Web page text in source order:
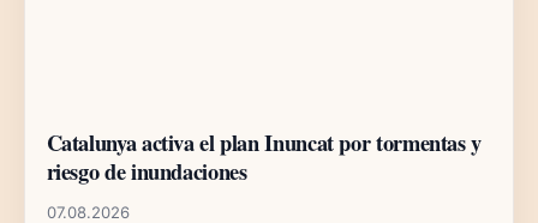
Catalunya activa el plan Inuncat por tormentas y
riesgo de inundaciones
07.08.2026